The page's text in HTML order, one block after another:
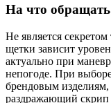
На что
Не является
щетки зависит
актуально при
непогоде. При
брендовым изделиям,
раздражающий скрип